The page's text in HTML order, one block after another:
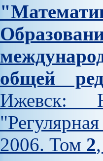
общей
Ижевск:
2006. Том 2